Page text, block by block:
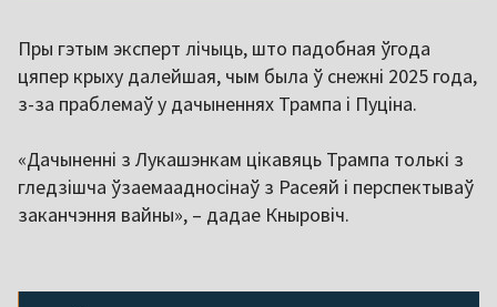
Пры гэтым эксперт лічыць, што падобная ўгода
цяпер крыху далейшая, чым была ў снежні 2025 года,
з-за праблемаў у дачыненнях Трампа і Пуціна.
«Дачыненні з Лукашэнкам цікавяць Трампа толькі з
гледзішча ўзаемаадносінаў з Расеяй і перспектываў
заканчэння вайны», – дадае Кныровіч.